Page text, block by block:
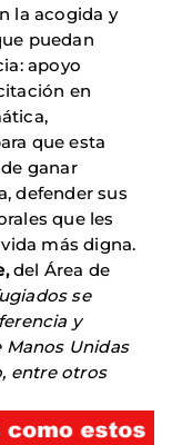
la acogida y
puedan
apoyo
en
que esta
ganar
defender sus
que les
más digna.
del Área de
se
y
Manos Unidas
entre otros